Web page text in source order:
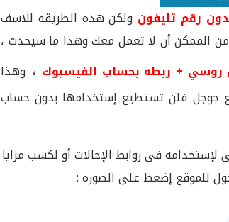
رقم تليفون ولكن هذه الطريقه للاسف
الممكن أن لا تعمل معك وهذا ما سيحدث ،
روسي + ربطه بحساب الفيسبوك ، وهذا
جوجل فلن تستطيع إستخدامها بدون حساب
فى روابط الإحالات أو لكسب مزايا
للموقع إضغط على الصوره :